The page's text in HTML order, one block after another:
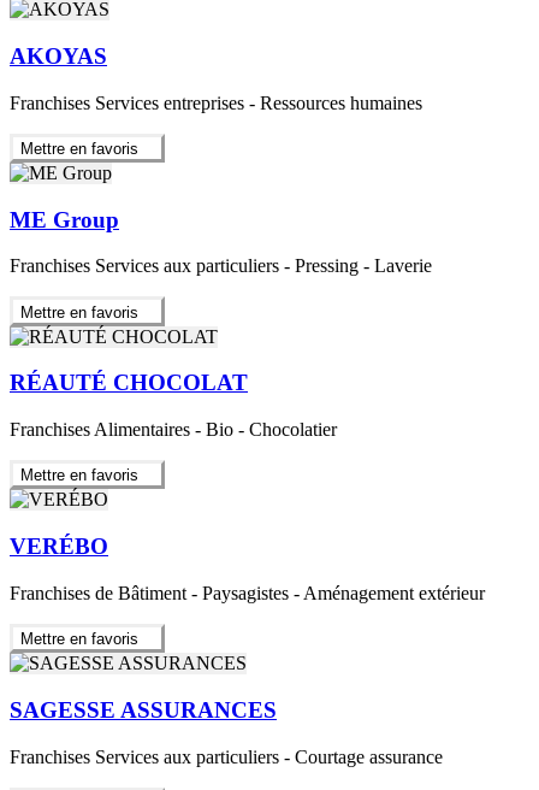
AKOYAS
Franchises Services entreprises - Ressources humaines
Mettre en favoris
ME Group
Franchises Services aux particuliers - Pressing - Laverie
Mettre en favoris
RÉAUTÉ CHOCOLAT
Franchises Alimentaires - Bio - Chocolatier
Mettre en favoris
VERÉBO
Franchises de Bâtiment - Paysagistes - Aménagement extérieur
Mettre en favoris
SAGESSE ASSURANCES
Franchises Services aux particuliers - Courtage assurance